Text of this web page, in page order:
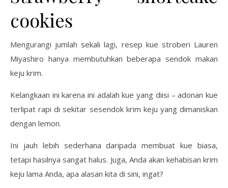
cookies
Mengurangi jumlah sekali lagi, resep kue stroberi Lauren
Miyashiro hanya membutuhkan beberapa sendok makan
keju krim.
Kelangkaan ini karena ini adalah kue yang diisi – adonan kue
terlipat rapi di sekitar sesendok krim keju yang dimaniskan
dengan lemon.
Ini jauh lebih sederhana daripada membuat kue biasa,
tetapi hasilnya sangat halus. Juga, Anda akan kehabisan krim
keju lama Anda, apa alasan kita di sini, ingat?